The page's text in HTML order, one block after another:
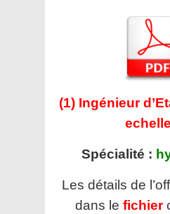
(1) Ingénieur
Spécialité :
Les détails de
dans le fichier